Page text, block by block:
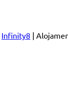
Infinity8 |